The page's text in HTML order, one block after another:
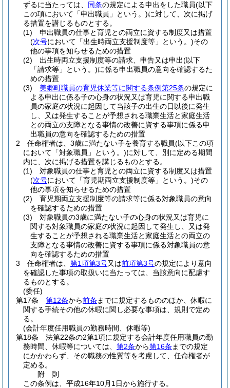
ずるに当たっては、 同条の規定による申出をした職員(以下
この項において「申出職員」という。)に対して、次に掲げ
る措置を講じるものとする。
(1)
申出職員の仕事と育児との両立に資する制度又は措置
(次号において「出生時両立支援制度等」という。)その
他の事項を知らせるための措置
(2)
出生時両立支援制度等の請求、申告又は申出(以下
「請求等」という。)に係る申出職員の意向を確認するた
めの措置
(3)
美郷町職員の育児休業等に関する条例第25条の規定に
よる申出に係る子の心身の状況又は育児に関する申出職
員の家庭の状況に起因して当該子の出生の日以後に発生
し、又は発生することが予想される職業生活と家庭生活
との両立の支障となる事情の改善に資する事項に係る申
出職員の意向を確認するための措置
2
任命権者は、3歳に満たない子を養育する職員(以下この項
において「対象職員」という。)に対して、別に定める期間
内に、次に掲げる措置を講じるものとする。
(1)
対象職員の仕事と育児との両立に資する制度又は措置
(次号において「育児期両立支援制度等」という。)その
他の事項を知らせるための措置
(2)
育児期両立支援制度等の請求等に係る対象職員の意向
を確認するための措置
(3)
対象職員の3歳に満たない子の心身の状況又は育児に
関する対象職員の家庭の状況に起因して発生し、又は発
生することが予想される職業生活と家庭生活との両立の
支障となる事情の改善に資する事項に係る対象職員の意
向を確認するための措置
3
任命権者は、 第1項第3号又は前項第3号の規定により意向
を確認した事項の取扱いに当たっては、当該意向に配慮す
るものとする。
(委任)
第17条
第12条から前条 までに規定するもののほか、休暇に
関する手続その他の休暇に関し必要な事項は、規則で定め
る。
(会計年度任用職員の勤務時間、休暇等)
第18条
法第22条の2第1項に規定する会計年度任用職員の勤
務時間、休暇等については、 第2条から第16条 までの規定
にかかわらず、その職務の性質等を考慮して、任命権者が
定める。
附 則
この条例は、平成16年10月1日から施行する。